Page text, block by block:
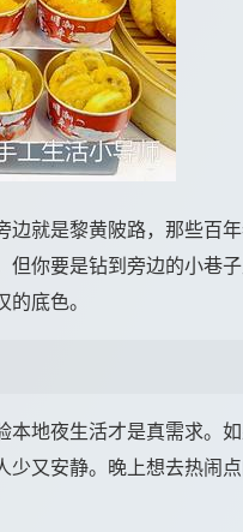
边就是黎黄陂路，那些百
你要是钻到旁边的小巷
底色。
地夜生活才是真需求。
又安静。晚上想去热闹